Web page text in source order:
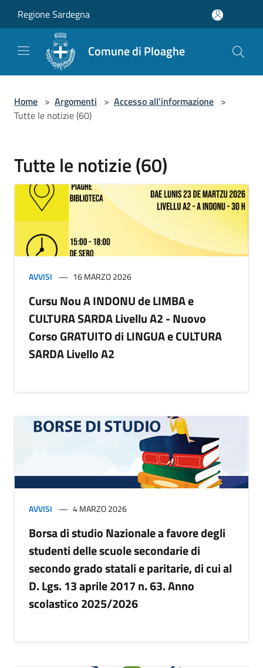
Regione Sardegna
Comune di Ploaghe
Home > Argomenti > Accesso all'informazione >
Tutte le notizie (60)
Tutte le notizie (60)
AVVISI 16 MARZO 2026
Cursu Nou A INDONU de LIMBA e
CULTURA SARDA Livellu A2 - Nuovo
Corso GRATUITO di LINGUA e CULTURA
SARDA Livello A2
AVVISI 4 MARZO 2026
Borsa di studio Nazionale a favore degli
studenti delle scuole secondarie di
secondo grado statali e paritarie, di cui al
D. Lgs. 13 aprile 2017 n. 63. Anno
scolastico 2025/2026